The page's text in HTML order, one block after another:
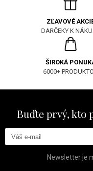
ZĽAVOVÉ
DARČEKY K
ŠIROKÁ
6000+
Buďte prvý, kto
Newsletter je